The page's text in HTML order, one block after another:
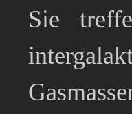
Sie